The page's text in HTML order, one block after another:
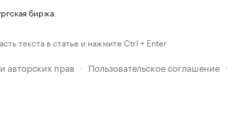
биржа
текста в статье и нажмите Ctrl + Enter
авторских прав · Пользовательское соглашение ·